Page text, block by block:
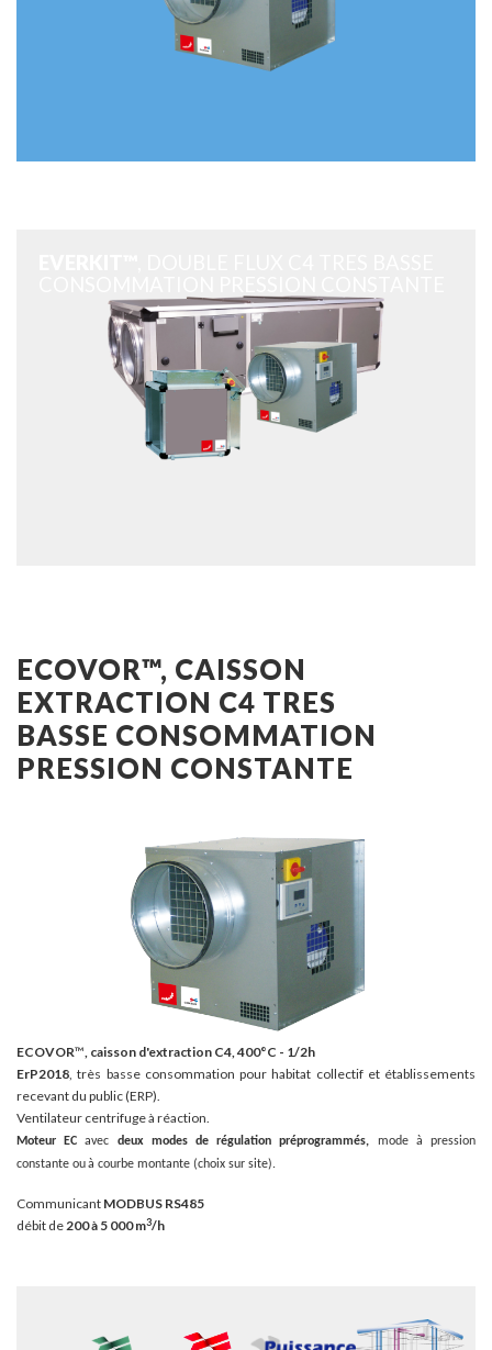
ECOVOR™, CAISSON
EXTRACTION C4 TRES
BASSE CONSOMMATION
PRESSION CONSTANTE
ECOVOR™, caisson d'extraction C4, 400°C - 1/2h
ErP2018, très basse consommation pour habitat collectif et établissements
recevant du public (ERP).
Ventilateur centrifuge à réaction.
Moteur EC avec deux modes de régulation préprogrammés, mode à pression
constante ouà courbe montante (choix sur site).
Communicant MODBUS RS485
débit de200 à 5 000 m3/h